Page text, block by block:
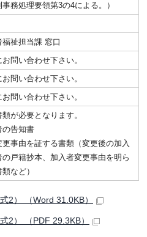
務処理要領第3の4による。）
祉担当課 窓口
問い合わせ下さい。
問い合わせ下さい。
問い合わせ下さい。
が必要となります。
告知書
事由を証する書類（変更後の加入
戸籍抄本、加入者変更事由を明ら
など）
2） （Word 31.0KB）
2） （PDF 29.3KB）